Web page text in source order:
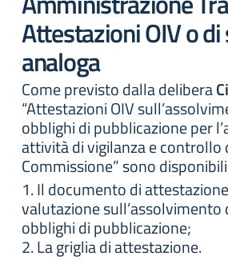
Attestazioni OIV o
analoga
Come previsto dalla delibera
“Attestazioni OIV
obblighi di pubblicazione per
attività di vigilanza e controllo
Commissione” sono
1. Il documento di
valutazione sull’assolvimento
obblighi di pubblicazione;
2. La griglia di attestazione.